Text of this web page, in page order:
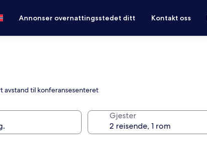
Annonser overnattingsstedet ditt Kontakt oss
avstand til konferansesenteret
Gjester